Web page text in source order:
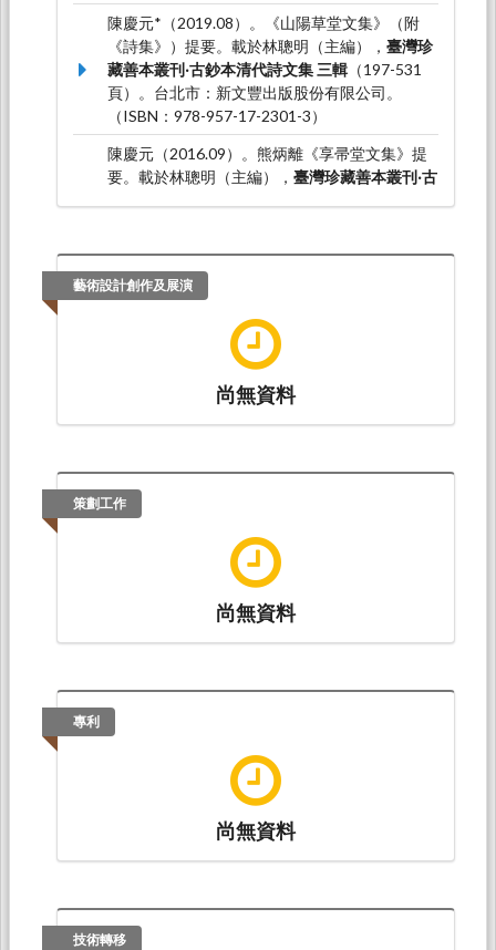
陳慶元*（2019.08）。《山陽草堂文集》（附
《詩集》）提要。載於林聰明（主編）， 臺灣珍
藏善本叢刊‧古鈔本清代詩文集 三輯 （197-531
頁）。台北市：新文豐出版股份有限公司。
（ISBN：978-957-17-2301-3）
陳慶元（2016.09）。熊炳離《享帚堂文集》提
要。載於林聰明（主編）， 臺灣珍藏善本叢刊‧古
藝術設計創作及展演
尚無資料
策劃工作
尚無資料
專利
尚無資料
技術轉移